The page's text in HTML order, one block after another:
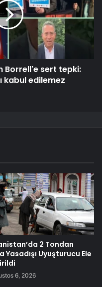
Borrell'e sert tepki:
kabul edilemez
2 Tondan
Yasadışı Uyuşturucu Ele
6, 2026